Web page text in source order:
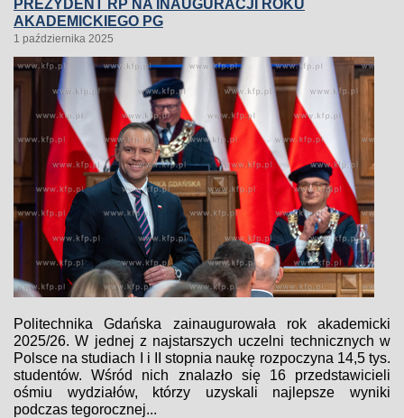
PREZYDENT RP NA INAUGURACJI ROKU
AKADEMICKIEGO PG
1 października 2025
Politechnika Gdańska zainaugurowała rok akademicki
2025/26. W jednej z najstarszych uczelni technicznych w
Polsce na studiach I i II stopnia naukę rozpoczyna 14,5 tys.
studentów. Wśród nich znalazło się 16 przedstawicieli
ośmiu wydziałów, którzy uzyskali najlepsze wyniki
podczas tegorocznej...